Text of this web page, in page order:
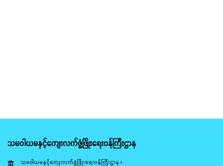
သမဝါယမနှင့်ကျေးလက်ဖွံ့ဖြိုးရေးဝန်ကြီးဌာန
သမဝါယမနှင့်ကျေးလက်ဖွံ့ဖြိုးရေးဝန်ကြီးဌာန ၊